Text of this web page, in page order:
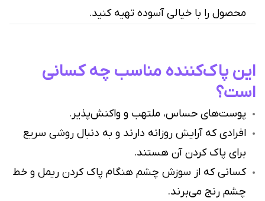
محصول را با خیالی آسوده تهیه کنید.
این پاک‌کننده مناسب چه کسانی
است؟
پوست‌های حساس، ملتهب و واکنش‌پذیر.
افرادی که آرایش روزانه دارند و به دنبال روشی سریع
برای پاک کردن آن هستند.
کسانی که از سوزش چشم هنگام پاک کردن ریمل و خط
چشم رنج می‌برند.